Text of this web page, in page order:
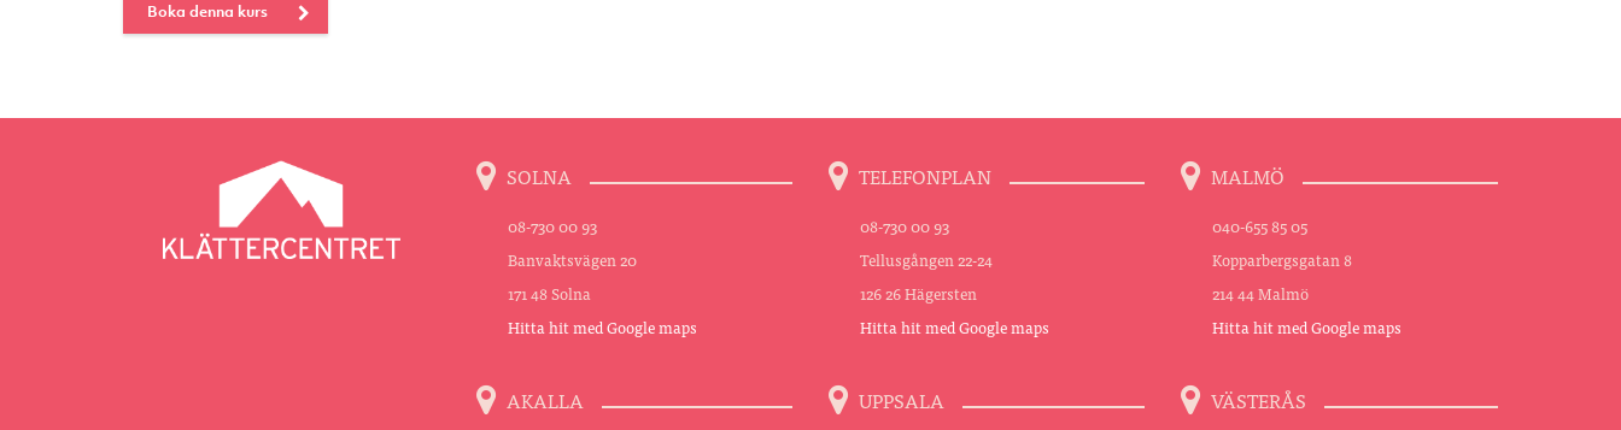
Boka denna kurs
SOLNA
08-730 00 93
Banvaktsvägen 20
171 48 Solna
Hitta hit med Google maps
TELEFONPLAN
08-730 00 93
Tellusgången 22-24
126 26 Hägersten
Hitta hit med Google maps
MALMÖ
040-655 85 05
Kopparbergsgatan 8
214 44 Malmö
Hitta hit med Google maps
AKALLA UPPSALA VÄSTERÅS